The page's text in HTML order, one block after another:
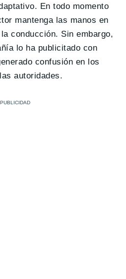
En todo momento
mantenga las manos en
conducción. Sin embargo,
lo ha publicitado con
confusión en los
autoridades.